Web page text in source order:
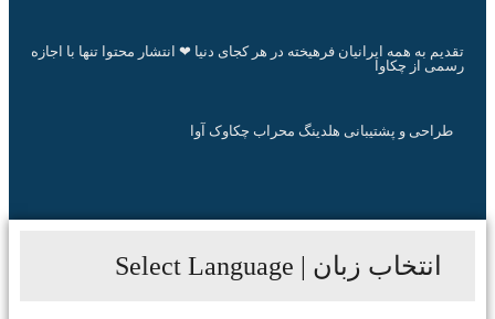
به همه ایرانیان فرهیخته در هر کجای دنیا ❤ انتشار محتوا تنها با اجازه
از چکاوا
طراحی و پشتیبانی هلدینگ محراب چکاوک آوا
انتخاب زبان | Select Language